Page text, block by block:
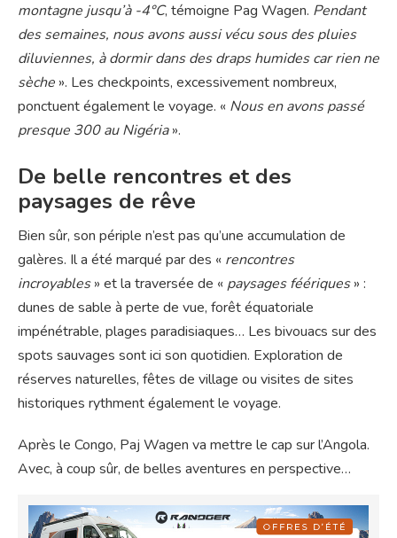
montagne jusqu’à -4°C, témoigne Pag Wagen. Pendant
des semaines, nous avons aussi vécu sous des pluies
diluviennes, à dormir dans des draps humides car rien ne
sèche ». Les checkpoints, excessivement nombreux,
ponctuent également le voyage. « Nous en avons passé
presque 300 au Nigéria».
De belle rencontres et des
paysages de rêve
Bien sûr, son périple n’est pas qu’une accumulation de
galères. Il a été marqué par des « rencontres
incroyables» et la traversée de « paysages féériques» :
dunes de sable à perte de vue, forêt équatoriale
impénétrable, plages paradisiaques… Les bivouacs sur des
spots sauvages sont ici son quotidien. Exploration de
réserves naturelles, fêtes de village ou visites de sites
historiques rythment également le voyage.
Après le Congo, Paj Wagen va mettre le cap sur l’Angola.
Avec, à coup sûr, de belles aventures en perspective…